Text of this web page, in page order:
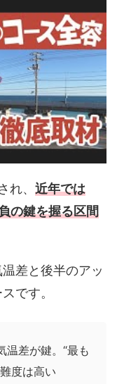
れ、 近年では
の鍵を握る区間
差と後半のアッ
です。
温差が鍵。“最も
度は高い